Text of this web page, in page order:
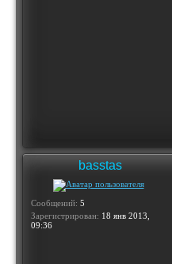
basstas
Сообщений: 5
Зарегистрирован: 18 янв 2013,
09:36